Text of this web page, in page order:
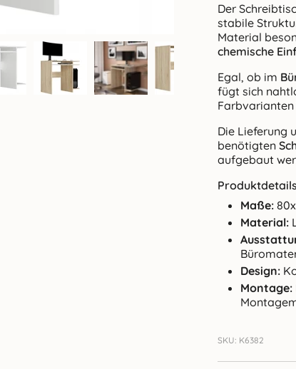
Der
stabile
Material
chemische
Egal, ob im
fügt sich
Farbvarianten
Die Lieferung
benötigten
aufgebaut
Maße:
Material:
Design:
Montage:
SKU: K6382